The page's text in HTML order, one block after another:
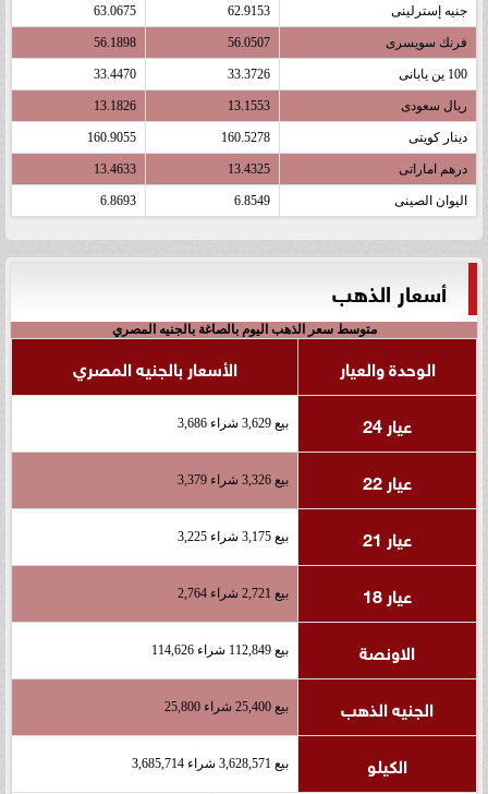
جنيه إسترلينى 62.9153
63.0675
فرنك سويسرى 56.0507
56.1898
100 ين يابانى 33.3726
33.4470
ريال سعودى 13.1553
13.1826
دينار كويتى 160.5278
160.9055
درهم اماراتى 13.4325
13.4633
اليوان الصينى 6.8549
6.8693
أسعار الذهب
متوسط سعر الذهب اليوم بالصاغة بالجنيه المصري
الوحدة والعيار
الأسعار بالجنيه المصري
عيار 24
بيع 3,629 شراء 3,686
عيار 22 بيع 3,326 شراء 3,379
عيار 21 بيع 3,175 شراء 3,225
عيار 18 بيع 2,721 شراء 2,764
الاونصة بيع 112,849 شراء 114,626
الجنيه الذهب بيع 25,400 شراء 25,800
الكيلو بيع 3,628,571 شراء 3,685,714